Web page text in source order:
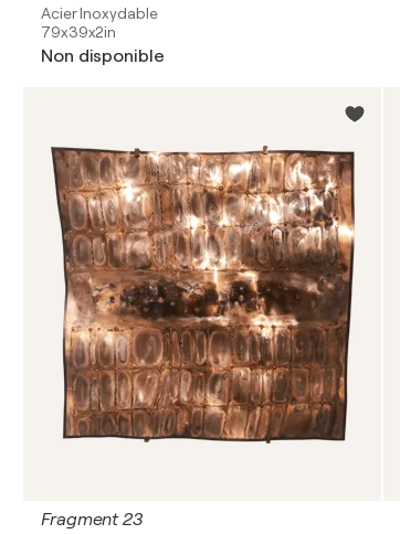
Acier Inoxydable
79x39x2in
Non disponible
Fragment 23